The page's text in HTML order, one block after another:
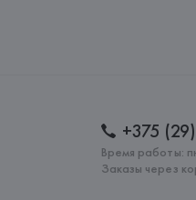
+375
Время работы:
Заказы через